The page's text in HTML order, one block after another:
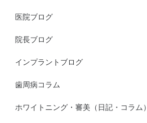
医院ブログ
院長ブログ
インプラントブログ
歯周病コラム
ホワイトニング・審美（日記・コラム）